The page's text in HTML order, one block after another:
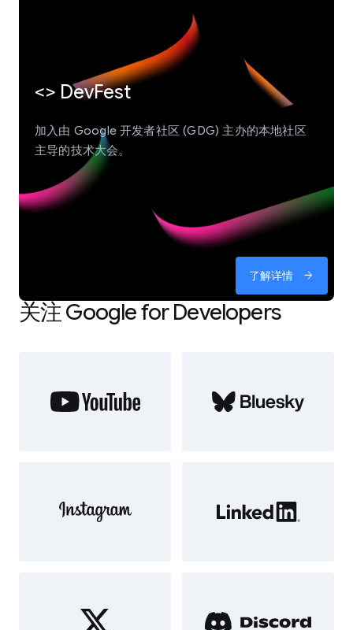
<> DevFest
加入由 Google 开发者社区 (GDG) 主办的本地社区
主导的技术大会。
了解详情 arrow_forward
关注 Google for Developers